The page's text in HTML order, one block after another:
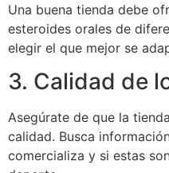
Una buena tienda debe
esteroides orales de
elegir el que mejor se
3. Calidad de
Asegúrate de que la
calidad. Busca
comercializa y si estas